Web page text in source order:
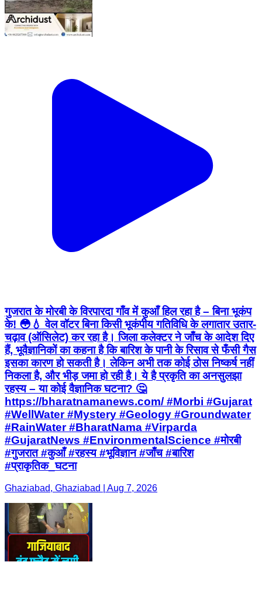
गुजरात के मोरबी के विरपारदा गाँव में कुआँ हिल रहा है – बिना भूकंप
के! 😳💧 वेल वॉटर बिना किसी भूकंपीय गतिविधि के लगातार उतार-
चढ़ाव (ऑसिलेट) कर रहा है। जिला कलेक्टर ने जाँच के आदेश दिए
हैं, भूवैज्ञानिकों का कहना है कि बारिश के पानी के रिसाव से फँसी गैस
इसका कारण हो सकती है। लेकिन अभी तक कोई ठोस निष्कर्ष नहीं
निकला है, और भीड़ जमा हो रही है। ये है प्रकृति का अनसुलझा
रहस्य – या कोई वैज्ञानिक घटना? 🤔
https://bharatnamanews.com/ #Morbi #Gujarat
#WellWater #Mystery #Geology #Groundwater
#RainWater #BharatNama #Virparda
#GujaratNews #EnvironmentalScience #मोरबी
#गुजरात #कुआँ #रहस्य #भूविज्ञान #जाँच #बारिश
#प्राकृतिक_घटना
Ghaziabad, Ghaziabad | Aug 7, 2026